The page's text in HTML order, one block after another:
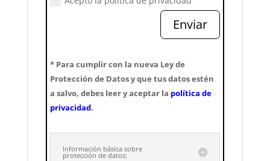
Enviar
* Para cumplir con la nueva Ley de
Protección de Datos y que tus datos estén
a salvo, debes leer y aceptar la política de
privacidad.
Información básica sobre
protección de datos: